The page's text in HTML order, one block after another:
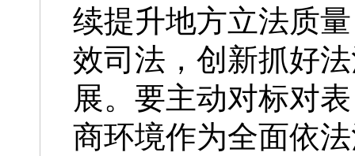
续提升地方立法质
效司法，创新抓好
展。要主动对标对
商环境作为全面依